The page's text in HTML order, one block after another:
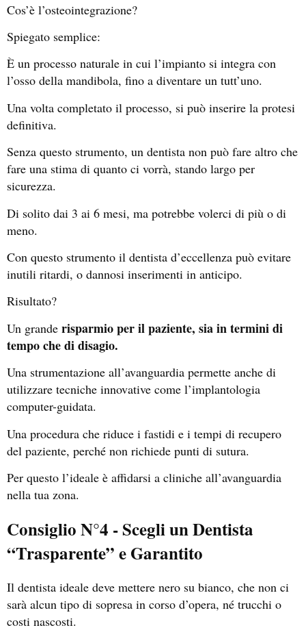
Cos’è l’osteointegrazione?
Spiegato semplice:
È un processo naturale in cui l’impianto si integra con
l’osso della mandibola, fino a diventare un tutt’uno.
Una volta completato il processo, si può inserire la protesi
definitiva.
Senza questo strumento, un dentista non può fare altro che
fare una stima di quanto ci vorrà, stando largo per
sicurezza.
Di solito dai 3 ai 6 mesi, ma potrebbe volerci di più o di
meno.
Con questo strumento il dentista d’eccellenza può evitare
inutili ritardi, o dannosi inserimenti in anticipo.
Risultato?
Un grande risparmio per il paziente, sia in termini di
tempo che di disagio.
Una strumentazione all’avanguardia permette anche di
utilizzare tecniche innovative come l’implantologia
computer-guidata.
Una procedura che riduce i fastidi e i tempi di recupero
del paziente, perché non richiede punti di sutura.
Per questo l’ideale è affidarsi a cliniche all’avanguardia
nella tua zona.
Consiglio N°4 - Scegli un Dentista
“Trasparente” e Garantito
Il dentista ideale deve mettere nero su bianco, che non ci
sarà alcun tipo di sopresa in corso d’opera, né trucchi o
costi nascosti.